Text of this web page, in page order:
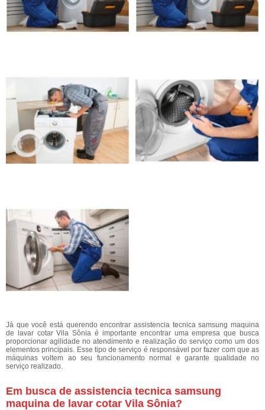
Já que você está querendo encontrar assistencia tecnica samsung maquina
de lavar cotar Vila Sônia é importante encontrar uma empresa que busca
proporcionar agilidade no atendimento e realização do serviço como um dos
elementos principais. Esse tipo de serviço é responsável por fazer com que as
máquinas voltem ao seu funcionamento normal e garante qualidade no
serviço realizado.
Em busca de assistencia tecnica samsung
maquina de lavar cotar Vila Sônia?